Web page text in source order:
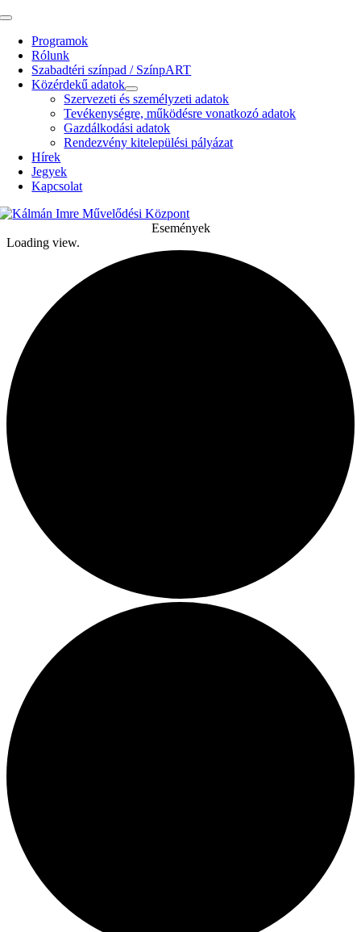
Kihagyás
Toggle
NavigationProgramok
Rólunk
Szabadtéri színpad / SzínpART
Közérdekű adatok
Szervezeti és személyzeti adatok
Tevékenységre, működésre vonatkozó adatok
Gazdálkodási adatok
Rendezvény kitelepülési pályázat
Hírek
Jegyek
Kapcsolat
Események
Loading view.